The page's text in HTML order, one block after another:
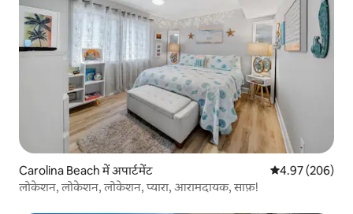
Carolina Beach में अपार्टमेंट औसत रेटिंग 5 में से
4.97 (206)
लोकेशन, लोकेशन, लोकेशन, प्यारा, आरामदायक, साफ़!